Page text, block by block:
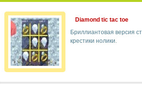
Diamond tic tac toe
Бриллиантовая версия
крестики нолики.